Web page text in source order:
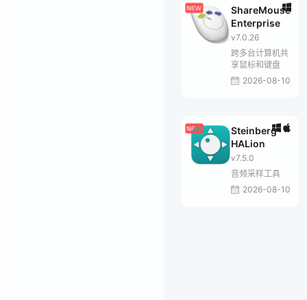
ShareMouse
Enterprise
v7.0.26
跨多台计算机共
享鼠标和键盘
2026-08-10
Steinberg
HALion
v7.5.0
音频采样工具
2026-08-10